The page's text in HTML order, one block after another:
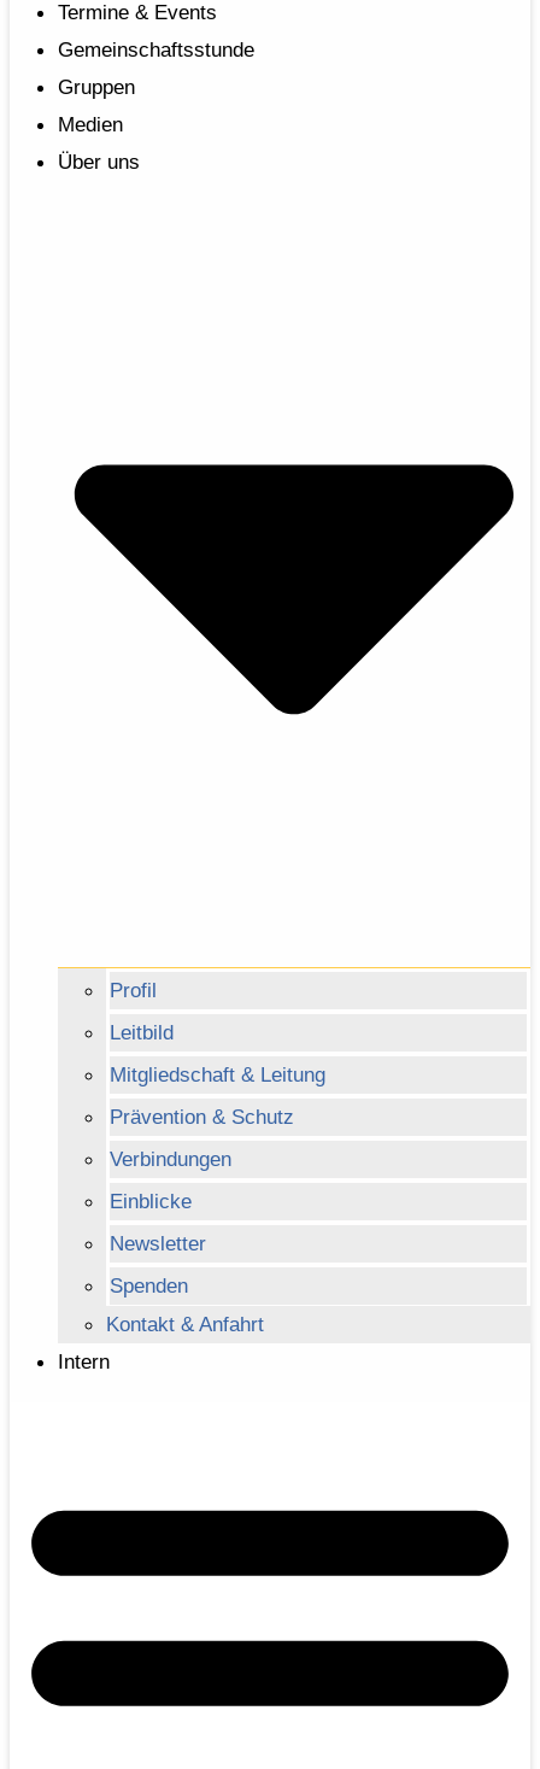
Termine & Events
Gemeinschaftsstunde
Gruppen
Medien
Über uns
Profil
Leitbild
Mitgliedschaft & Leitung
Prävention & Schutz
Verbindungen
Einblicke
Newsletter
Spenden
Kontakt & Anfahrt
Intern